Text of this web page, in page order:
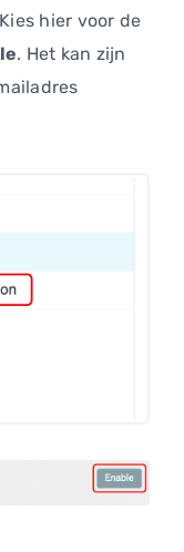
hier voor de
. Het kan zijn